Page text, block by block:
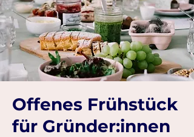
Offenes Frühstück
für Gründer:innen